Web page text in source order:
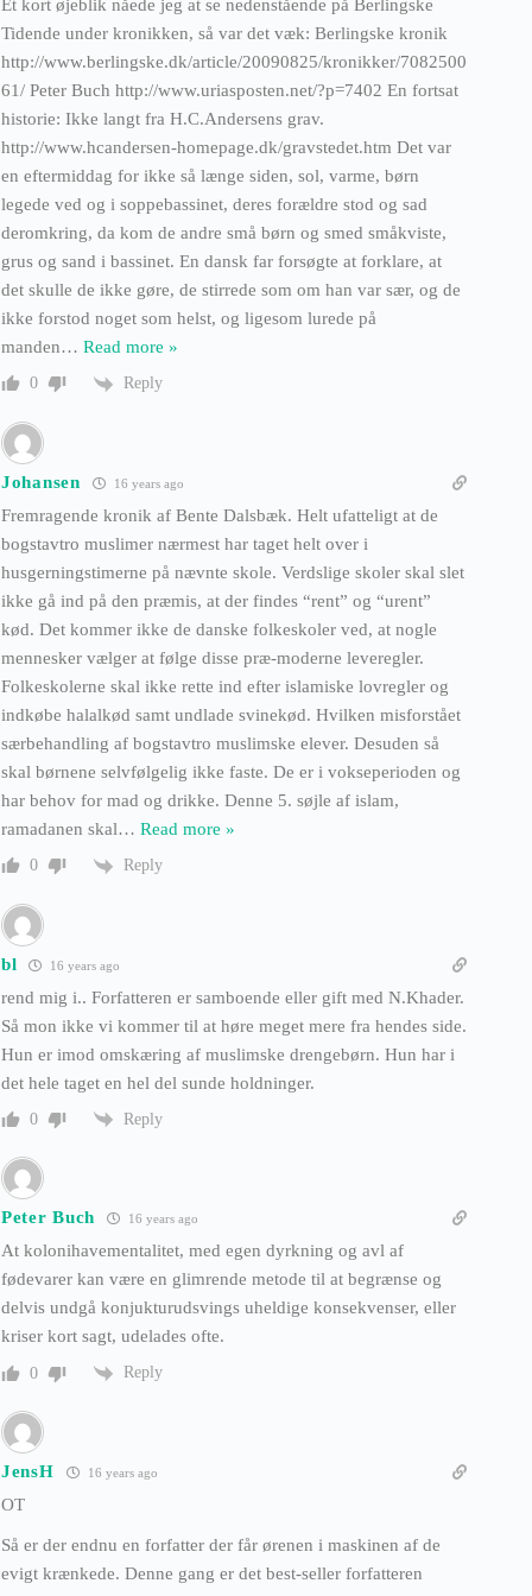
Et kort øjeblik nåede jeg at se nedenstående på Berlingske
Tidende under kronikken, så var det væk: Berlingske kronik
http://www.berlingske.dk/article/20090825/kronikker/7082500
61/ Peter Buch http://www.uriasposten.net/?p=7402 En fortsat
historie: Ikke langt fra H.C.Andersens grav.
http://www.hcandersen-homepage.dk/gravstedet.htm Det var
en eftermiddag for ikke så længe siden, sol, varme, børn
legede ved og i soppebassinet, deres forældre stod og sad
deromkring, da kom de andre små børn og smed småkviste,
grus og sand i bassinet. En dansk far forsøgte at forklare, at
det skulle de ikke gøre, de stirrede som om han var sær, og de
ikke forstod noget som helst, og ligesom lurede på
manden… Read more »
0 Reply
Johansen 16 years ago
Fremragende kronik af Bente Dalsbæk. Helt ufatteligt at de
bogstavtro muslimer nærmest har taget helt over i
husgerningstimerne på nævnte skole. Verdslige skoler skal slet
ikke gå ind på den præmis, at der findes “rent” og “urent”
kød. Det kommer ikke de danske folkeskoler ved, at nogle
mennesker vælger at følge disse præ-moderne leveregler.
Folkeskolerne skal ikke rette ind efter islamiske lovregler og
indkøbe halalkød samt undlade svinekød. Hvilken misforstået
særbehandling af bogstavtro muslimske elever. Desuden så
skal børnene selvfølgelig ikke faste. De er i vokseperioden og
har behov for mad og drikke. Denne 5. søjle af islam,
ramadanen skal… Read more »
0 Reply
bl 16 years ago
rend mig i.. Forfatteren er samboende eller gift med N.Khader.
Så mon ikke vi kommer til at høre meget mere fra hendes side.
Hun er imod omskæring af muslimske drengebørn. Hun har i
det hele taget en hel del sunde holdninger.
0 Reply
Peter Buch 16 years ago
At kolonihavementalitet, med egen dyrkning og avl af
fødevarer kan være en glimrende metode til at begrænse og
delvis undgå konjukturudsvings uheldige konsekvenser, eller
kriser kort sagt, udelades ofte.
0 Reply
JensH 16 years ago
OT
Så er der endnu en forfatter der får ørenen i maskinen af de
evigt krænkede. Denne gang er det best-seller forfatteren